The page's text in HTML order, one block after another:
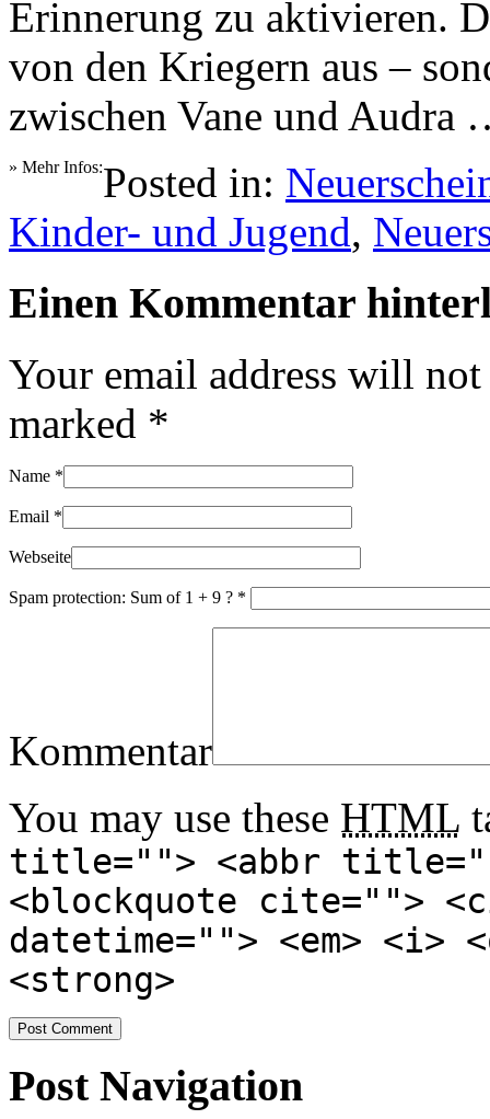
Erinnerung zu aktivieren.
von den Kriegern aus –
zwischen Vane und Audra
» Mehr Infos:Posted in:
Kinder- und Jugend,
Einen Kommentar
Your email address will
marked *
Name *
Email *
Webseite
Spam protection: Sum of 1 + 9 ? *
Kommentar
You may use these HTML
title=""> <abbr
<blockquote cite="">
datetime=""> <em>
<strong>
Post Navigation